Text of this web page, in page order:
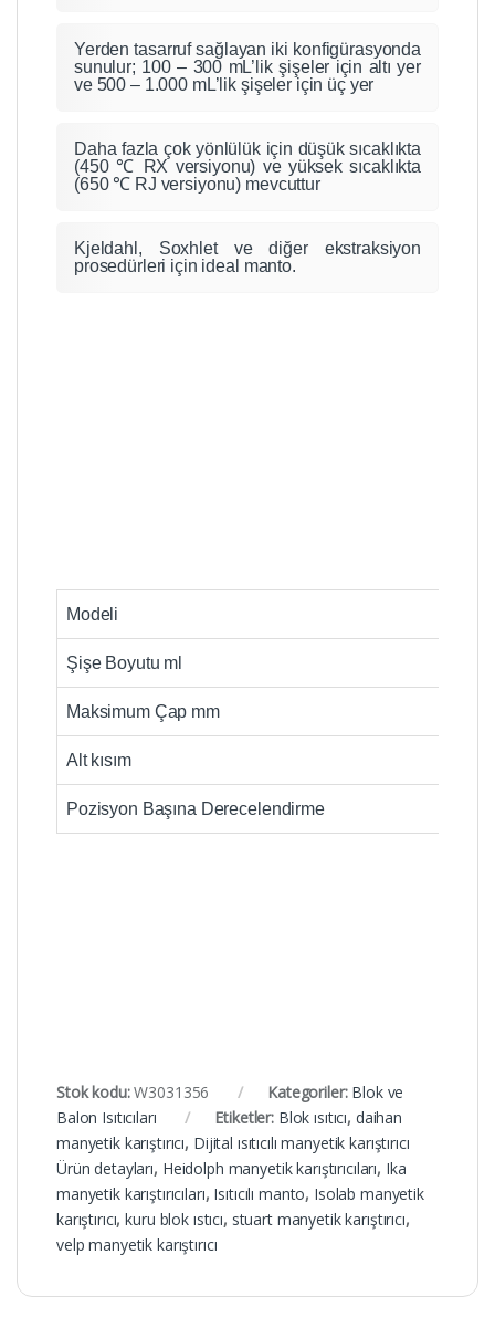
Yerden tasarruf sağlayan iki konfigürasyonda
sunulur; 100 – 300 mL’lik şişeler için altı yer
ve 500 – 1.000 mL’lik şişeler için üç yer
Daha fazla çok yönlülük için düşük sıcaklıkta
(450 ℃ RX versiyonu) ve yüksek sıcaklıkta
(650 ℃ RJ versiyonu) mevcuttur
Kjeldahl, Soxhlet ve diğer ekstraksiyon
prosedürleri için ideal manto.
Modeli
Şişe Boyutu ml
Maksimum Çap mm
Alt kısım
Pozisyon Başına Derecelendirme
Stok kodu:W3031356 Kategoriler: Blok ve
Balon Isıtıcıları
Etiketler: Blok ısıtıcı, daihan
manyetik karıştırıcı, Dijital ısıtıcılı manyetik karıştırıcı
Ürün detayları, Heidolph manyetik karıştırıcıları, Ika
manyetik karıştırıcıları, Isıtıcılı manto, Isolab manyetik
karıştırıcı,kuru blok ıstıcı, stuart manyetik karıştırıcı,
velp manyetik karıştırıcı